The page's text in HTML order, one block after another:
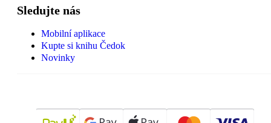
Sledujte nás
Mobilní aplikace
Kupte si knihu Čedok
Novinky